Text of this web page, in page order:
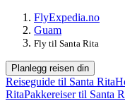
FlyExpedia.no
Guam
Fly til Santa Rita
Planlegg reisen din
Reiseguide til Santa Rita
RitaPakkereiser til Santa